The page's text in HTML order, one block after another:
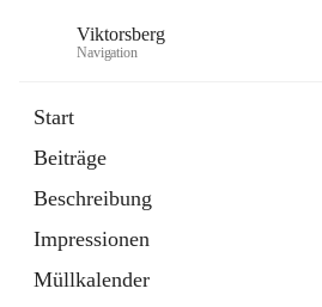
Viktorsberg
Navigation
Start
Beiträge
Beschreibung
Impressionen
Müllkalender
1 Schnellzugriff
Bürgerservice
10 Schnellzugriffe